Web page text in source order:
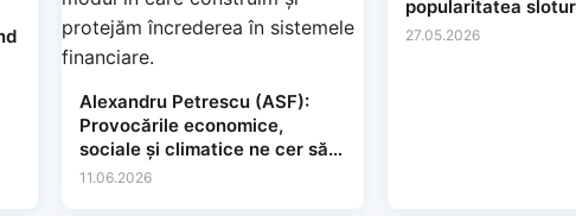
Alexandru Petrescu (ASF):
Provocările economice,
sociale și climatice ne cer să
regândim modul în care
11.06.2026
popularitatea
27.05.2026